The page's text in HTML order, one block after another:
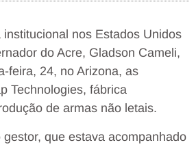
nos Estados Unidos
do Acre, Gladson Cameli,
feira, 24, no Arizona, as
Technologies, fábrica
de armas não letais.
que estava acompanhado